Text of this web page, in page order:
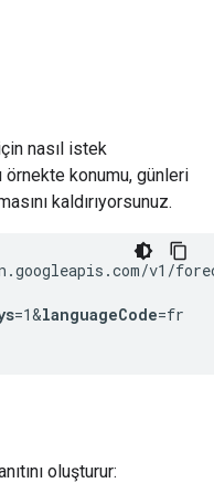
nasıl istek
konumu, günleri
kaldırıyorsunuz.
v1/
=1&languageCode=fr
oluşturur: